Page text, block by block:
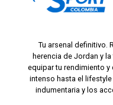
Tu arsenal definitivo.
herencia de Jordan y
equipar tu rendimiento y
intenso hasta el
indumentaria y los